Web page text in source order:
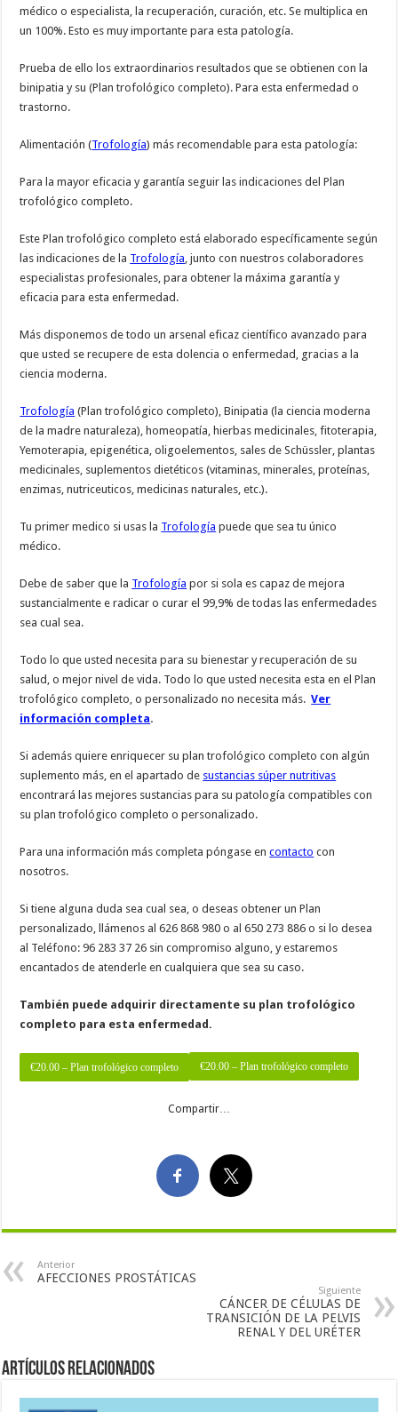
médico o especialista, la recuperación, curación, etc. Se multiplica en
un 100%. Esto es muy importante para esta patología.
Prueba de ello los extraordinarios resultados que se obtienen con la
binipatia y su (Plan trofológico completo). Para esta enfermedad o
trastorno.
Alimentación (Trofología) más recomendable para esta patología:
Para la mayor eficacia y garantía seguir las indicaciones del Plan
trofológico completo.
Este Plan trofológico completo está elaborado específicamente según
las indicaciones de la Trofología, junto con nuestros colaboradores
especialistas profesionales, para obtener la máxima garantía y
eficacia para esta enfermedad.
Más disponemos de todo un arsenal eficaz científico avanzado para
que usted se recupere de esta dolencia o enfermedad, gracias a la
ciencia moderna.
Trofología (Plan trofológico completo), Binipatia (la ciencia moderna
de la madre naturaleza), homeopatía, hierbas medicinales, fitoterapia,
Yemoterapia, epigenética, oligoelementos, sales de Schüssler, plantas
medicinales, suplementos dietéticos (vitaminas, minerales, proteínas,
enzimas, nutriceuticos, medicinas naturales, etc.).
Tu primer medico si usas la Trofología puede que sea tu único
médico.
Debe de saber que la Trofología por si sola es capaz de mejora
sustancialmente e radicar o curar el 99,9% de todas las enfermedades
sea cual sea.
Todo lo que usted necesita para su bienestar y recuperación de su
salud, o mejor nivel de vida. Todo lo que usted necesita esta en el Plan
trofológico completo, o personalizado no necesita más.Ver
información completa.
Si además quiere enriquecer su plan trofológico completo con algún
suplemento más, en el apartado de sustancias súper nutritivas
encontrará las mejores sustancias para su patología compatibles con
su plan trofológico completo o personalizado.
Para una información más completa póngase encontacto con
nosotros.
Si tiene alguna duda sea cual sea, o deseas obtener un Plan
personalizado, llámenos al 626 868 980 o al 650 273 886 o si lo desea
al Teléfono: 96 283 37 26 sin compromiso alguno, y estaremos
encantados de atenderle en cualquiera que sea su caso.
También puede adquirir directamente su plan trofológico
completo para esta enfermedad.
€20.00 – Plan trofológico completo
Compartir…
Anterior
AFECCIONES PROSTÁTICAS
Siguiente
CÁNCER DE CÉLULAS DE
TRANSICIÓN DE LA PELVIS
RENAL Y DEL URÉTER
Artículos Relacionados